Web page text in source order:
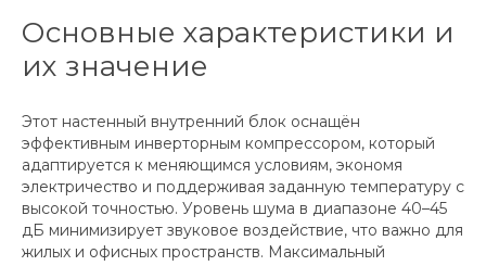
Основные характеристики и
их значение
Этот настенный внутренний блок оснащён
эффективным инверторным компрессором, который
адаптируется к меняющимся условиям, экономя
электричество и поддерживая заданную температуру с
высокой точностью. Уровень шума в диапазоне 40–45
дБ минимизирует звуковое воздействие, что важно для
жилых и офисных пространств. Максимальный